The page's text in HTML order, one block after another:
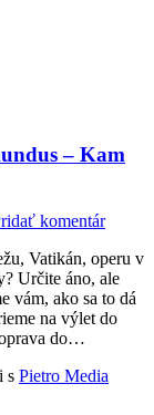
– Kam
komentár
Vatikán, operu v
Určite áno, ale
vám, ako sa to dá
na výlet do
do…
s Pietro Media